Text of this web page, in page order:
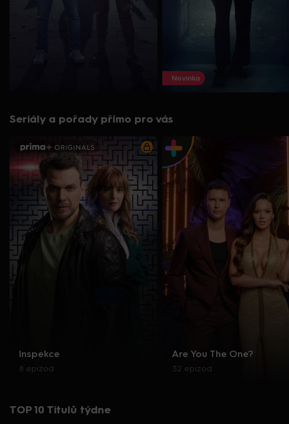
Novinka
Seriály a pořady přímo pro vás
Inspekce
8 epizod
Are You The One?
32 epizod
TOP 10 Titulů týdne